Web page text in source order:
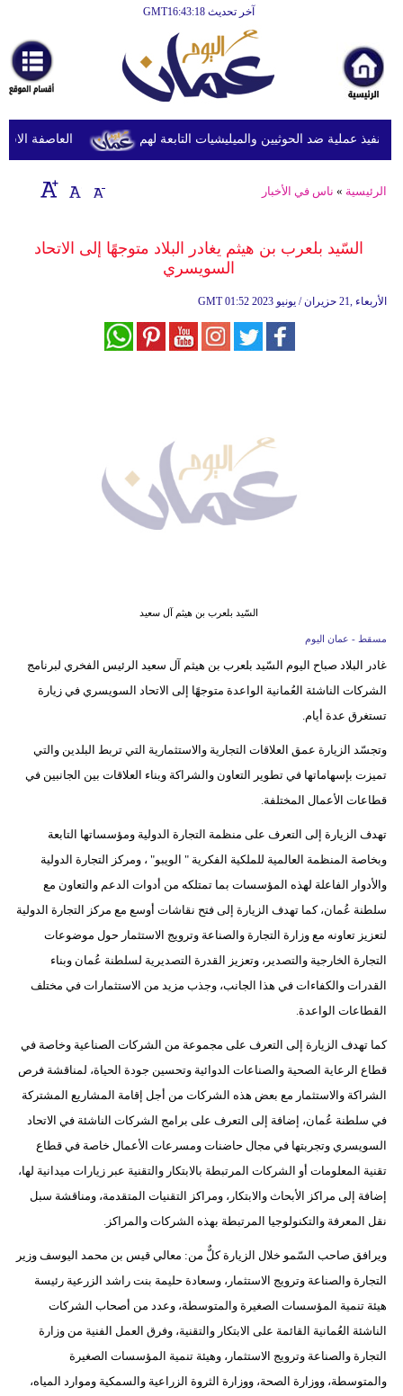
آخر تحديث GMT16:43:18
أخبارعاجلة
رياضة
ثقافة
إقتصاد
وموسيقى
وتكنولوجيا
مدوَّنات
سيارات
العاصفة عملية ضد الحوثيين والميليشيات التابعة لهم
الرئيسية » ناس في الأخبار
السّيد بلعرب بن هيثم يغادر البلاد متوجهًا إلى الاتحاد
السويسري
GMT 01:52 2023 الأربعاء ,21 حزيران / يونيو
السّيد بلعرب بن هيثم آل سعيد
مسقط - عمان اليوم
غادر البلاد صباح اليوم السّيد بلعرب بن هيثم آل سعيد الرئيس الفخري لبرنامج
الشركات الناشئة العُمانية الواعدة متوجهًا إلى الاتحاد السويسري في زيارة
تستغرق عدة أيام.
وتجسّد الزيارة عمق العلاقات التجارية والاستثمارية التي تربط البلدين والتي
تميزت بإسهاماتها في تطوير التعاون والشراكة وبناء العلاقات بين الجانبين في
قطاعات الأعمال المختلفة.
تهدف الزيارة إلى التعرف على منظمة التجارة الدولية ومؤسساتها التابعة
وبخاصة المنظمة العالمية للملكية الفكرية " الويبو" ، ومركز التجارة الدولية
والأدوار الفاعلة لهذه المؤسسات بما تمتلكه من أدوات الدعم والتعاون مع
سلطنة عُمان، كما تهدف الزيارة إلى فتح نقاشات أوسع مع مركز التجارة الدولية
لتعزيز تعاونه مع وزارة التجارة والصناعة وترويج الاستثمار حول موضوعات
التجارة الخارجية والتصدير، وتعزيز القدرة التصديرية لسلطنة عُمان وبناء
القدرات والكفاءات في هذا الجانب، وجذب مزيد من الاستثمارات في مختلف
القطاعات الواعدة.
كما تهدف الزيارة إلى التعرف على مجموعة من الشركات الصناعية وخاصة في
قطاع الرعاية الصحية والصناعات الدوائية وتحسين جودة الحياة، لمناقشة فرص
الشراكة والاستثمار مع بعض هذه الشركات من أجل إقامة المشاريع المشتركة
في سلطنة عُمان، إضافة إلى التعرف على برامج الشركات الناشئة في الاتحاد
السويسري وتجربتها في مجال حاضنات ومسرعات الأعمال خاصة في قطاع
تقنية المعلومات أو الشركات المرتبطة بالابتكار والتقنية عبر زيارات ميدانية لها،
إضافة إلى مراكز الأبحاث والابتكار، ومراكز التقنيات المتقدمة، ومناقشة سبل
نقل المعرفة والتكنولوجيا المرتبطة بهذه الشركات والمراكز.
ويرافق صاحب السّمو خلال الزيارة كلٌّ من: معالي قيس بن محمد اليوسف وزير
التجارة والصناعة وترويج الاستثمار، وسعادة حليمة بنت راشد الزرعية رئيسة
هيئة تنمية المؤسسات الصغيرة والمتوسطة، وعدد من أصحاب الشركات
الناشئة العُمانية القائمة على الابتكار والتقنية، وفرق العمل الفنية من وزارة
التجارة والصناعة وترويج الاستثمار، وهيئة تنمية المؤسسات الصغيرة
والمتوسطة، ووزارة الصحة، ووزارة الثروة الزراعية والسمكية وموارد المياه،